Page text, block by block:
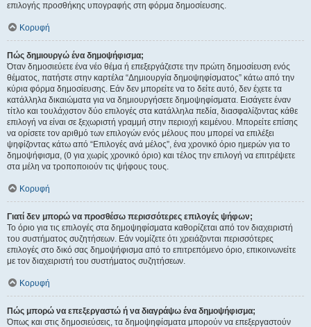
επιλογής προσθήκης υπογραφής στη φόρμα δημοσίευσης.
Κορυφή
Πώς δημιουργώ ένα δημοψήφισμα;
Όταν δημοσιεύετε ένα νέο θέμα ή επεξεργάζεστε την πρώτη δημοσίευση ενός
θέματος, πατήστε στην καρτέλα “Δημιουργία δημοψηφίσματος” κάτω από την
κύρια φόρμα δημοσίευσης. Εάν δεν μπορείτε να το δείτε αυτό, δεν έχετε τα
κατάλληλα δικαιώματα για να δημιουργήσετε δημοψηφίσματα. Εισάγετε έναν
τίτλο και τουλάχιστον δύο επιλογές στα κατάλληλα πεδία, διασφαλίζοντας κάθε
επιλογή να είναι σε ξεχωριστή γραμμή στην περιοχή κειμένου. Μπορείτε επίσης
να ορίσετε τον αριθμό των επιλογών ενός μέλους που μπορεί να επιλέξει
ψηφίζοντας κάτω από “Επιλογές ανά μέλος”, ένα χρονικό όριο ημερών για το
δημοψήφισμα, (0 για χωρίς χρονικό όριο) και τέλος την επιλογή να επιτρέψετε
στα μέλη να τροποποιούν τις ψήφους τους.
Κορυφή
Γιατί δεν μπορώ να προσθέσω περισσότερες επιλογές ψήφων;
Το όριο για τις επιλογές στα δημοψηφίσματα καθορίζεται από τον διαχειριστή
του συστήματος συζητήσεων. Εάν νομίζετε ότι χρειάζονται περισσότερες
επιλογές στο δικό σας δημοψήφισμα από το επιτρεπόμενο όριο, επικοινωνείτε
με τον διαχειριστή του συστήματος συζητήσεων.
Κορυφή
Πώς μπορώ να επεξεργαστώ ή να διαγράψω ένα δημοψήφισμα;
Όπως και στις δημοσιεύσεις, τα δημοψηφίσματα μπορούν να επεξεργαστούν